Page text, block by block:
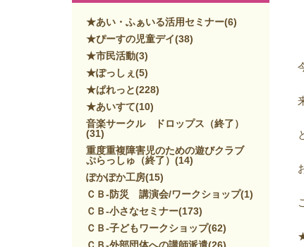
★あい・ふぁいる活用セミナー(6)
★ぴーすの児童デイ(38)
★市民活動(3)
★ぽっしぇ (5)
★ぱれっと(228)
★あいすて(10)
音楽サークル ドロップス（終了）
(31)
重度重複障害児のための遊びクラブ
ぷらっしゅ（終了） (14)
ぽかぽか工房(15)
ＣＢ-防災 講演会/ワークショップ(1)
ＣＢ-小さなセミナー(173)
ＣＢ-子どもワークショップ(62)